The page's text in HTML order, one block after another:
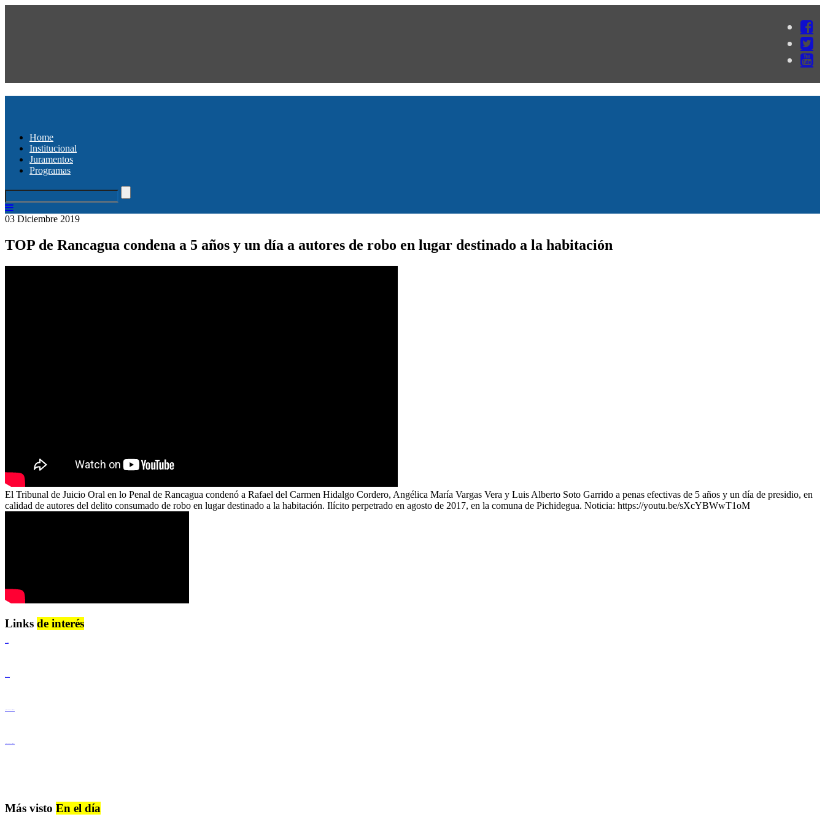
Home
Institucional
Juramentos
Programas
03 Diciembre 2019
TOP de Rancagua condena a 5 años y un día a autores de robo en lugar destinado a la habitación
El Tribunal de Juicio Oral en lo Penal de Rancagua condenó a Rafael del Carmen Hidalgo Cordero, Angélica María Vargas Vera y Luis Alberto Soto Garrido a penas efectivas de 5 años y un día de presidio, en
calidad de autores del delito consumado de robo en lugar destinado a la habitación. Ilícito perpetrado en agosto de 2017, en la comuna de Pichidegua. Noticia: https://youtu.be/sXcYBWwT1oM
Links de interés
Más visto En el día